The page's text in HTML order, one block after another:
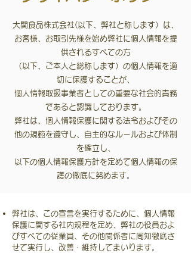
大関食品株式会社(以下、弊社と称します）は、
お客様、お取引先様を始め弊社に個人情報を提
供されるすべての方
（以下、ご本人と総称します）の個人情報を適
切に保護することが、
個人情報取扱事業者としての重要な社会的責務
であると認識しております。
弊社は、個人情報保護に関する法令およびその
他の規範を遵守し、自主的なルールおよび体制
を確立し、
以下の個人情報保護方針を定めて個人情報の保
護の徹底に努めます。
弊社は、この宣言を実行するために、個人情報
保護に関する社内規程を定め、弊社の役員およ
びすべての従業員、 その他関係者に周知徹底さ
せて実行し、改善・維持してまいります。